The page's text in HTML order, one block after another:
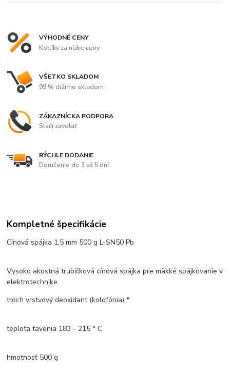
VÝHODNÉ CENY
Kotlíky za nízke ceny
VŠETKO SKLADOM
99 % držíme skladom
ZÁKAZNÍCKA PODPORA
Stačí zavolať
RÝCHLE DODANIE
Doručenie do 3 až 5 dní
Kompletné špecifikácie
Cínová spájka 1,5 mm 500 g L-SN50 Pb
Vysoko akostná trubičková cínová spájka pre mäkké spájkovanie v
elektrotechnike.
troch vrstvový deoxidant (kolofónia) *
teplota tavenia 183 - 215 ° C
hmotnosť 500 g